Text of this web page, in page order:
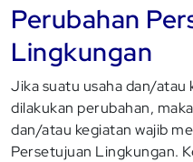
Perubahan
Lingkungan
Jika suatu usaha dan/
dilakukan perubahan,
dan/atau kegiatan wajib
Persetujuan Lingkungan.